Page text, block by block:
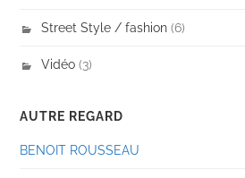
Street Style / fashion (6)
Vidéo (3)
AUTRE REGARD
BENOIT ROUSSEAU